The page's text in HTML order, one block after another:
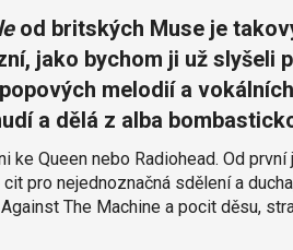
od britských Muse je
jako bychom ji už slyšeli
melodií a
a dělá z alba
ke Queen nebo Radiohead. Od
pro nejednoznačná sdělení a
The Machine a pocit děsu,